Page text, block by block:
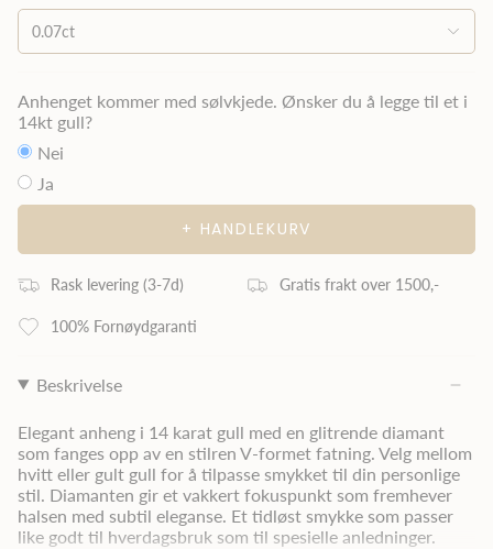
0.07ct
Anhenget kommer med sølvkjede. Ønsker du å legge til et i
14kt gull?
Nei
Ja
+ HANDLEKURV
Rask levering (3-7d) Gratis frakt over 1500,-
100% Fornøydgaranti
Beskrivelse
Elegant anheng i 14 karat gull med en glitrende diamant
som fanges opp av en stilren V-formet fatning. Velg mellom
hvitt eller gult gull for å tilpasse smykket til din personlige
stil. Diamanten gir et vakkert fokuspunkt som fremhever
halsen med subtil eleganse. Et tidløst smykke som passer
like godt til hverdagsbruk som til spesielle anledninger.